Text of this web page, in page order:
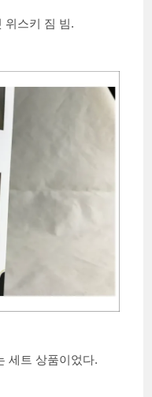
위스키 짐 빔.
세트 상품이었다.